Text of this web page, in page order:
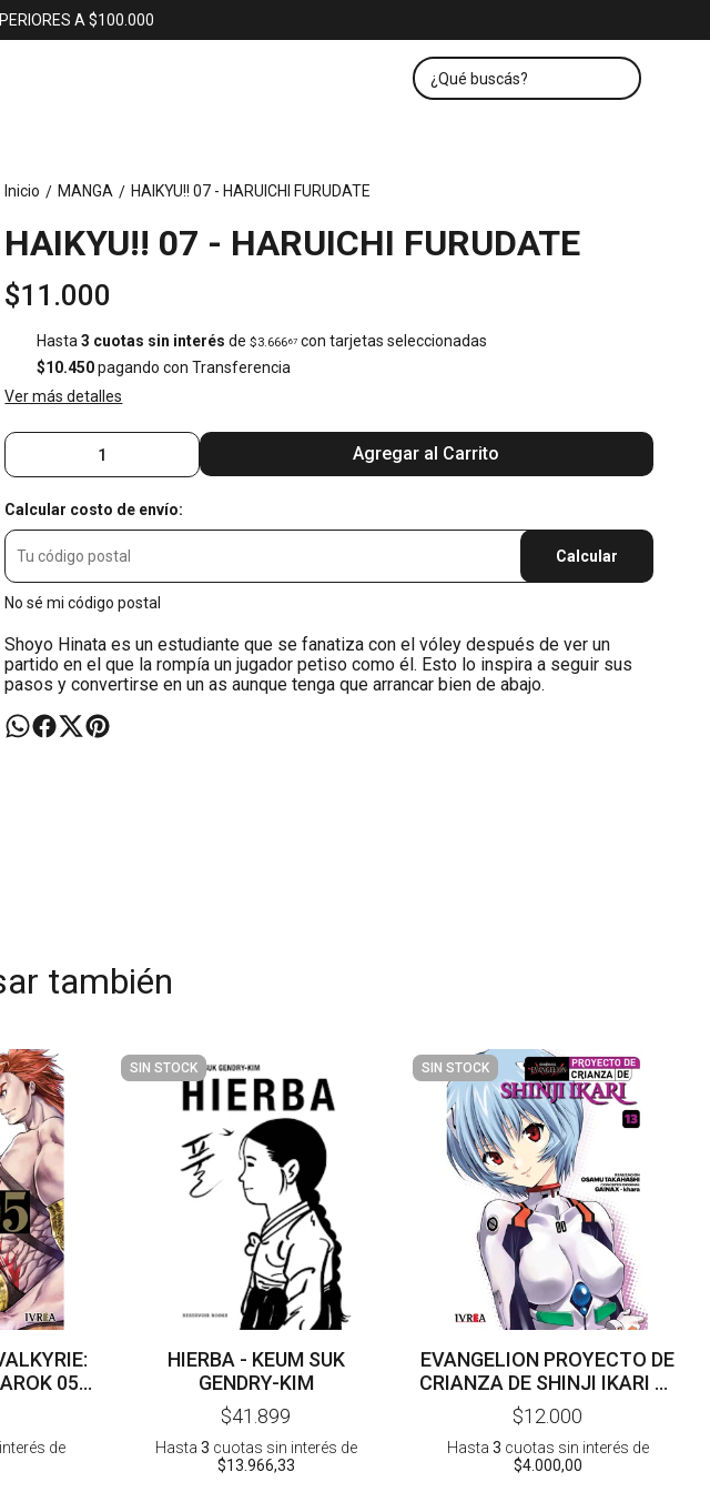
A $100.000
Inicio / MANGA / HAIKYU!! 07 - HARUICHI FURUDATE
HAIKYU!! 07 - HARUICHI FURUDATE
$11.000
Hasta3 cuotas sin interés de$3.66667 con tarjetas seleccionadas
$10.450pagando con Transferencia
Ver más detalles
Agregar al Carrito
Calcular costo de envío:
Calcular
No sé mi código postal
Shoyo Hinata es un estudiante que se fanatiza con el vóley después de ver un
partido en el que la rompía un jugador petiso como él. Esto lo inspira a seguir sus
pasos y convertirse en un as aunque tenga que arrancar bien de abajo.
también
05 -
de
SIN STOCK
HIERBA - KEUM SUK
GENDRY-KIM
$41.899
Hasta 3 cuotas sin interés de
$13.966,33
SIN STOCK
EVANGELION PROYECTO DE
CRIANZA DE SHINJI IKARI 13
- GAINAX - KHARA -
TAKAHASHI
$12.000
Hasta 3 cuotas sin interés de
$4.000,00